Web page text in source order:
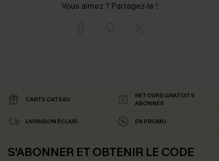
Vous aimez ? Partagez-le !
CARTE CATEAU
RETOURS GRATUITS
ABONNÉS
LIVRAISON ÉCLAIR EN PROMO
S'ABONNER ET OBTENIR LE CODE